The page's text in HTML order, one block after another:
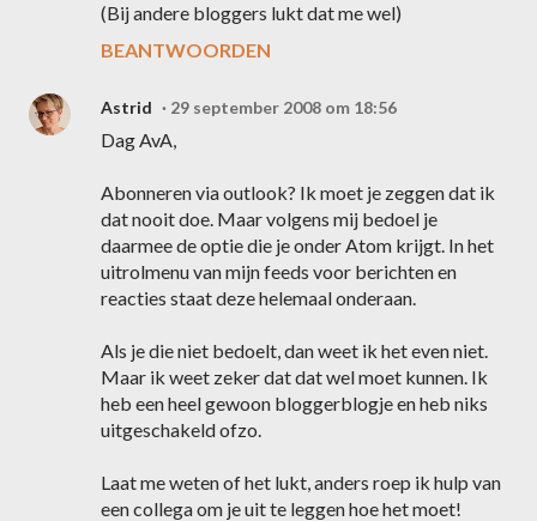
(Bij andere bloggers lukt dat me wel)
BEANTWOORDEN
Astrid 29 september 2008 om 18:56
Dag AvA,
Abonneren via outlook? Ik moet je zeggen dat ik
dat nooit doe. Maar volgens mij bedoel je
daarmee de optie die je onder Atom krijgt. In het
uitrolmenu van mijn feeds voor berichten en
reacties staat deze helemaal onderaan.
Als je die niet bedoelt, dan weet ik het even niet.
Maar ik weet zeker dat dat wel moet kunnen. Ik
heb een heel gewoon bloggerblogje en heb niks
uitgeschakeld ofzo.
Laat me weten of het lukt, anders roep ik hulp van
een collega om je uit te leggen hoe het moet!